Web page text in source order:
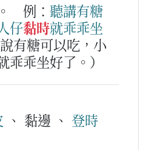
例： 聽講有糖
仔黏時就乖乖坐
說有糖可以吃，小
乖乖坐好了。）
、 黏邊 、 登時